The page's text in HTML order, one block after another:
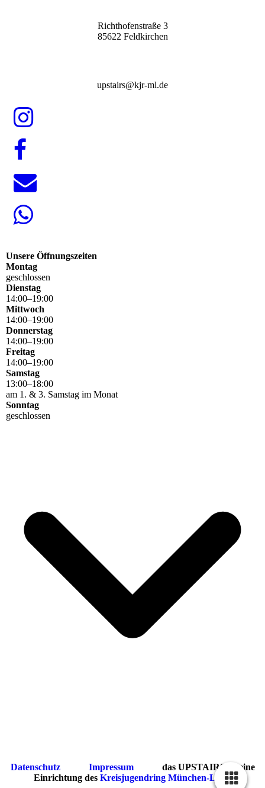
Richthofenstraße 3
85622 Feldkirchen
upstairs@kjr-ml.de
Unsere Öffnungszeiten
Montag
geschlossen
Dienstag
14:00–19:00
Mittwoch
14:00–19:00
Donnerstag
14:00–19:00
Freitag
14:00–19:00
Samstag
13:00–18:00
am 1. & 3. Samstag im Monat
Sonntag
geschlossen
Datenschutz Impressum
das UPSTAIRS ist eine
Einrichtung des Kreisjugendring München-Land